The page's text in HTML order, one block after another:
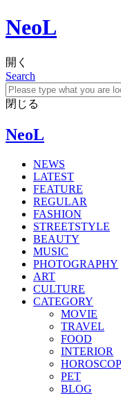
NeoL
開く
Search
閉じる
NeoL
NEWS
LATEST
FEATURE
REGULAR
FASHION
STREETSTYLE
BEAUTY
MUSIC
PHOTOGRAPHY
ART
CULTURE
CATEGORY
MOVIE
TRAVEL
FOOD
INTERIOR
PET
BLOG